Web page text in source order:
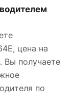
цена на
Вы получаете
по